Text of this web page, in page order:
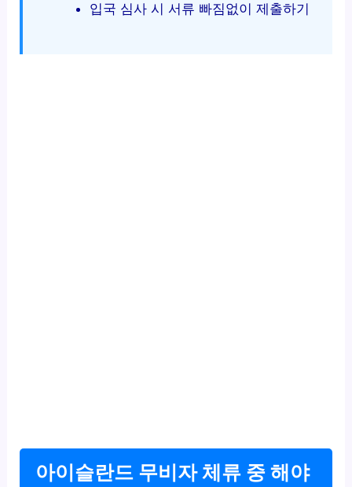
입국 심사 시 서류 빠짐없이 제출하기
아이슬란드 무비자 체류 중 해야